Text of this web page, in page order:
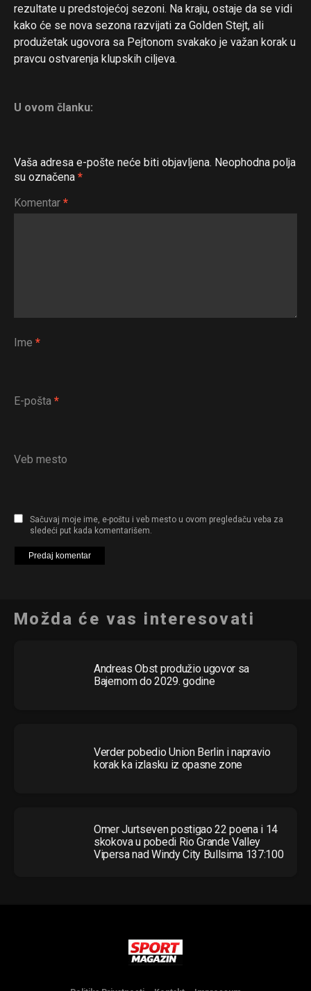
rezultate u predstojećoj sezoni. Na kraju, ostaje da se vidi
kako će se nova sezona razvijati za Golden Stejt, ali
produžetak ugovora sa Pejtonom svakako je važan korak u
pravcu ostvarenja klupskih ciljeva.
U ovom članku:
Vaša adresa e-pošte neće biti objavljena. Neophodna polja
su označena *
Komentar *
Ime *
E-pošta *
Veb mesto
Sačuvaj moje ime, e-poštu i veb mesto u ovom pregledaču veba za
sledeći put kada komentarišem.
Možda će vas interesovati
Andreas Obst produžio ugovor sa
Bajernom do 2029. godine
Verder pobedio Union Berlin i napravio
korak ka izlasku iz opasne zone
Omer Jurtseven postigao 22 poena i 14
skokova u pobedi Rio Grande Valley
Vipersa nad Windy City Bullsima 137:100